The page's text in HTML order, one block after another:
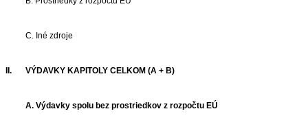
C. Iné zdroje
II. VÝDAVKY KAPITOLY CELKOM (A + B)
A. Výdavky spolu bez prostriedkov z rozpočtu EÚ